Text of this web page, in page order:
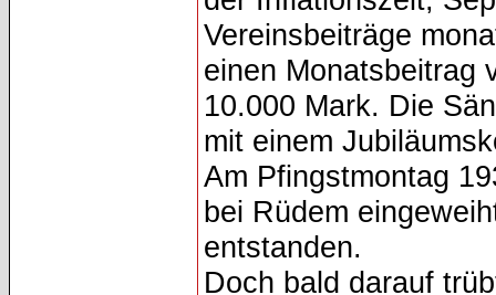
Vereinsbeiträge
einen Monatsbeitrag
10.000 Mark. Die
mit einem
Am Pfingstmontag
bei Rüdem
entstanden.
Doch bald darauf